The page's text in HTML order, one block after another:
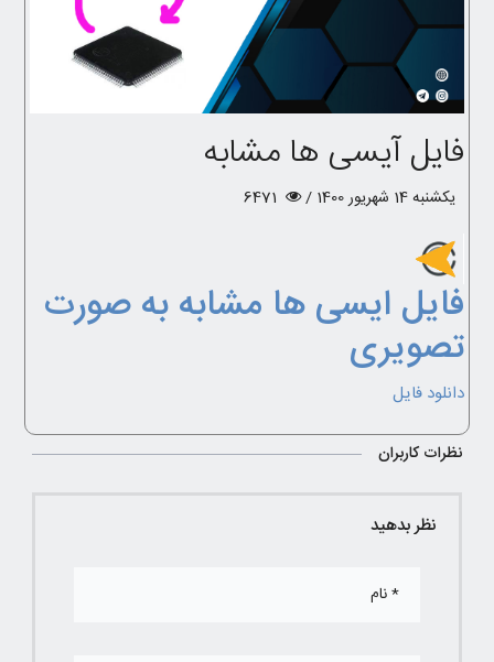
فایل آیسی ها مشابه
یکشنبه 14 شهریور 1400 /
فایل ایسی ها مشابه به صورت
تصویری
دانلود فایل
نظرات کاربران
نظر بدهید